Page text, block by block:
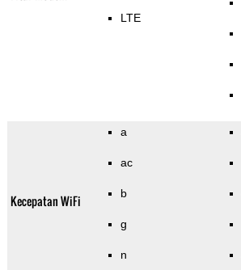
LTE
Kecepatan WiFi
a
ac
b
g
n